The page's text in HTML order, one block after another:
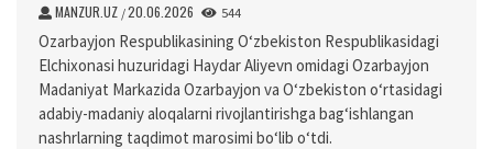
MANZUR.UZ /20.06.2026 544
Ozarbayjon Respublikasining O‘zbekiston Respublikasidagi
Elchixonasi huzuridagi Haydar Aliyevn omidagi Ozarbayjon
Madaniyat Markazida Ozarbayjon va O‘zbekiston o‘rtasidagi
adabiy-madaniy aloqalarni rivojlantirishga bag‘ishlangan
nashrlarning taqdimot marosimi bo‘lib o‘tdi.